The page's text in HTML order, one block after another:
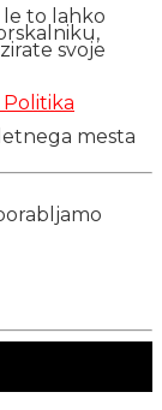
to lahko
svoje
Politika
mesta